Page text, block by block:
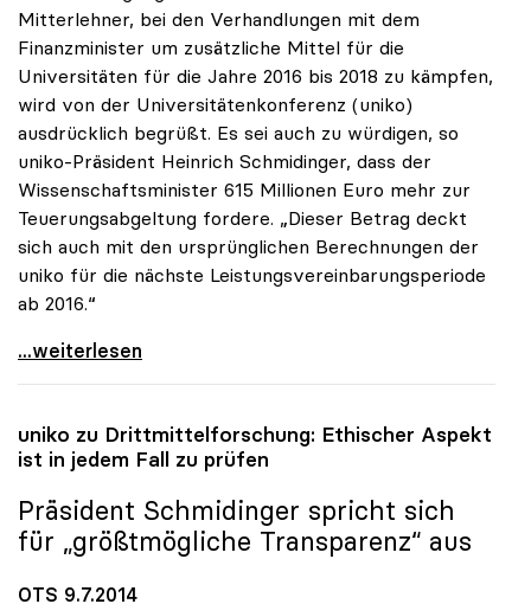
Mitterlehner, bei den Verhandlungen mit dem
Finanzminister um zusätzliche Mittel für die
Universitäten für die Jahre 2016 bis 2018 zu kämpfen,
wird von der Universitätenkonferenz (uniko)
ausdrücklich begrüßt. Es sei auch zu würdigen, so
uniko-Präsident Heinrich Schmidinger, dass der
Wissenschaftsminister 615 Millionen Euro mehr zur
Teuerungsabgeltung fordere. „Dieser Betrag deckt
sich auch mit den ursprünglichen Berechnungen der
uniko für die nächste Leistungsvereinbarungsperiode
ab 2016.“
uniko pocht auf zusätzliche Milliarde für die
...weiterlesen
uniko zu Drittmittelforschung: Ethischer Aspekt
ist in jedem Fall zu prüfen
Präsident Schmidinger spricht sich
für „größtmögliche Transparenz“ aus
OTS 9.7.2014